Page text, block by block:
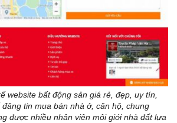
website bất động sản giá rẻ, đẹp, uy tín,
tin mua bán nhà ở, căn hộ, chung
được nhiều nhân viên môi giới nhà đất lựa